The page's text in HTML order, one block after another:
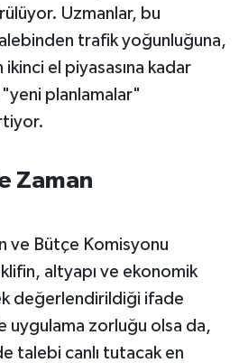
Uzmanlar, bu
trafik yoğunluğuna,
el piyasasına kadar
planlamalar"
Zaman
ve Bütçe Komisyonu
altyapı ve ekonomik
değerlendirildiği ifade
uygulama zorluğu olsa da,
talebi canlı tutacak en